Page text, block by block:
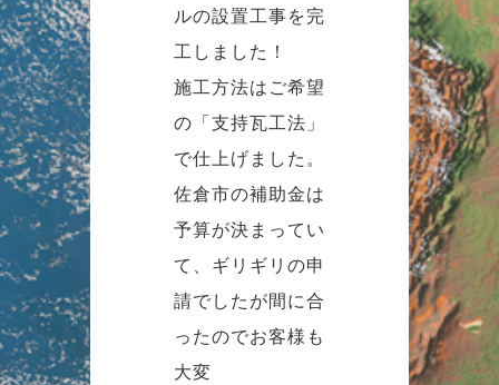
ルの設置工事を完
工しました！
施工方法はご希望
の「支持瓦工法」
で仕上げました。
佐倉市の補助金は
予算が決まってい
て、ギリギリの申
請でしたが間に合
ったのでお客様も
大変